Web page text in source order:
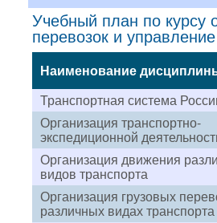
Учебный план по курсу
перевозок и
Наименование
Транспортная система
Организация транспортно-
экспедиционной
Организация движения
видов транспорта
Организация грузовых
различных видах транспорта